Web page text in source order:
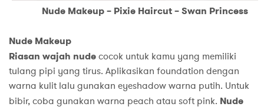
Nude Makeup – Pixie Haircut – Swan Princess
Nude Makeup
Riasan wajah nudecocok untuk kamu yang memiliki
tulang pipi yang tirus. Aplikasikan foundation dengan
warna kulit lalu gunakan eyeshadow warna putih. Untuk
bibir, coba gunakan warna peach atau soft pink. Nude